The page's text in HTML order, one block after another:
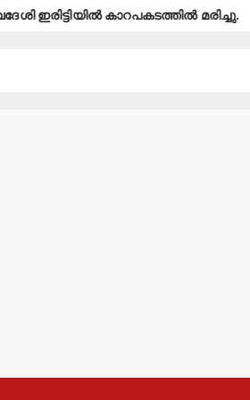
ഇരിട്ടിയില്‍ കാറപകടത്തില്‍ മരിച്ചു.